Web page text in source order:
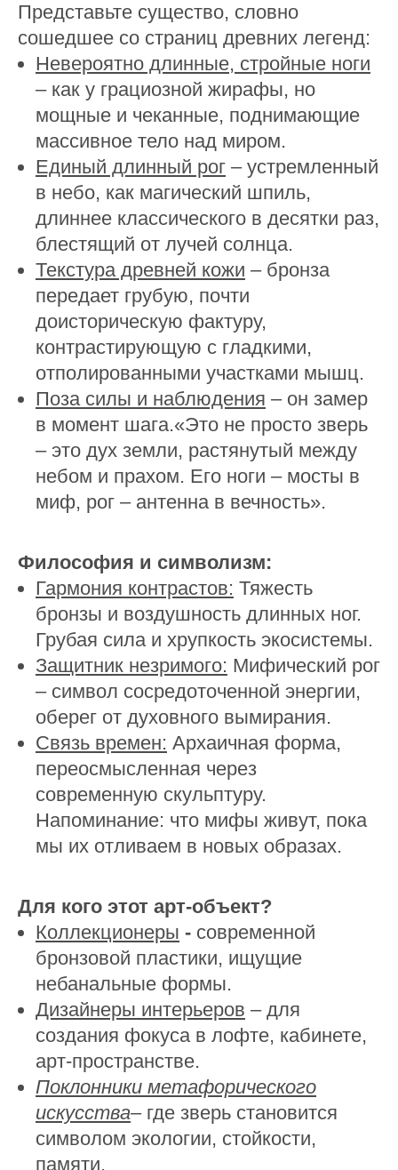
Представьте существо, словно
сошедшее со страниц древних легенд:
Невероятно длинные, стройные ноги
– как у грациозной жирафы, но
мощные и чеканные, поднимающие
массивное тело над миром.
Единый длинный рог – устремленный
в небо, как магический шпиль,
длиннее классического в десятки раз,
блестящий от лучей солнца.
Текстура древней кожи – бронза
передает грубую, почти
доисторическую фактуру,
контрастирующую с гладкими,
отполированными участками мышц.
Поза силы и наблюдения – он замер
в момент шага.«Это не просто зверь
– это дух земли, растянутый между
небом и прахом. Его ноги – мосты в
миф, рог – антенна в вечность».
Философия и символизм:
Гармония контрастов: Тяжесть
бронзы и воздушность длинных ног.
Грубая сила и хрупкость экосистемы.
Защитник незримого: Мифический рог
– символ сосредоточенной энергии,
оберег от духовного вымирания.
Связь времен: Архаичная форма,
переосмысленная через
современную скульптуру.
Напоминание: что мифы живут, пока
мы их отливаем в новых образах.
Для кого этот арт-объект?
Коллекционеры - современной
бронзовой пластики, ищущие
небанальные формы.
Дизайнеры интерьеров – для
создания фокуса в лофте, кабинете,
арт-пространстве.
Поклонники метафорического
искусства– где зверь становится
символом экологии, стойкости,
памяти.